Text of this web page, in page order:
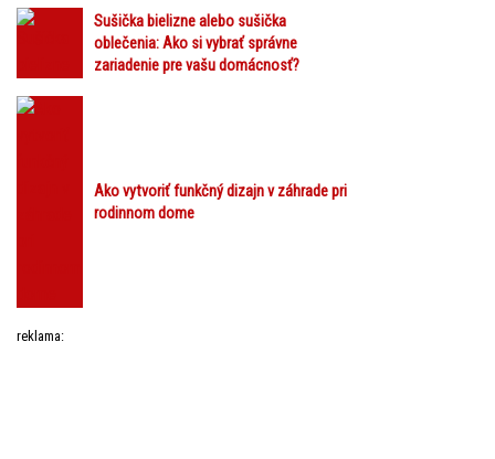
Sušička bielizne alebo sušička
oblečenia: Ako si vybrať správne
zariadenie pre vašu domácnosť?
Ako vytvoriť funkčný dizajn v záhrade pri
rodinnom dome
reklama: